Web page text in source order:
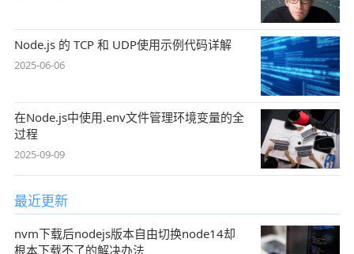
Node.js 的 TCP 和 UDP使用示例代码详解
2025-06-06
在Node.js中使用.env文件管理环境变量的全
过程
2025-09-09
最近更新
nvm下载后nodejs版本自由切换node14却
根本下载不了的解决办法